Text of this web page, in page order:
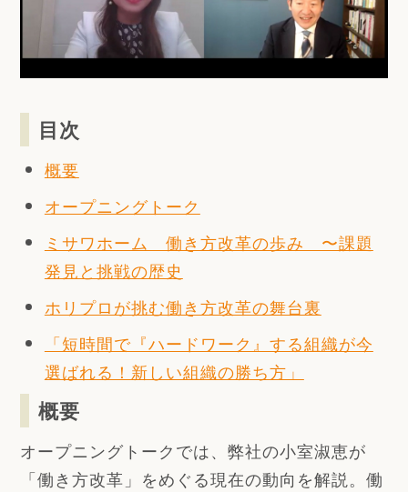
目次
概要
オープニングトーク
ミサワホーム 働き方改革の歩み 〜課題
発見と挑戦の歴史
ホリプロが挑む働き方改革の舞台裏
「短時間で『ハードワーク』する組織が今
選ばれる！新しい組織の勝ち方」
概要
オープニングトークでは、弊社の小室淑恵が
「働き方改革」をめぐる現在の動向を解説。働